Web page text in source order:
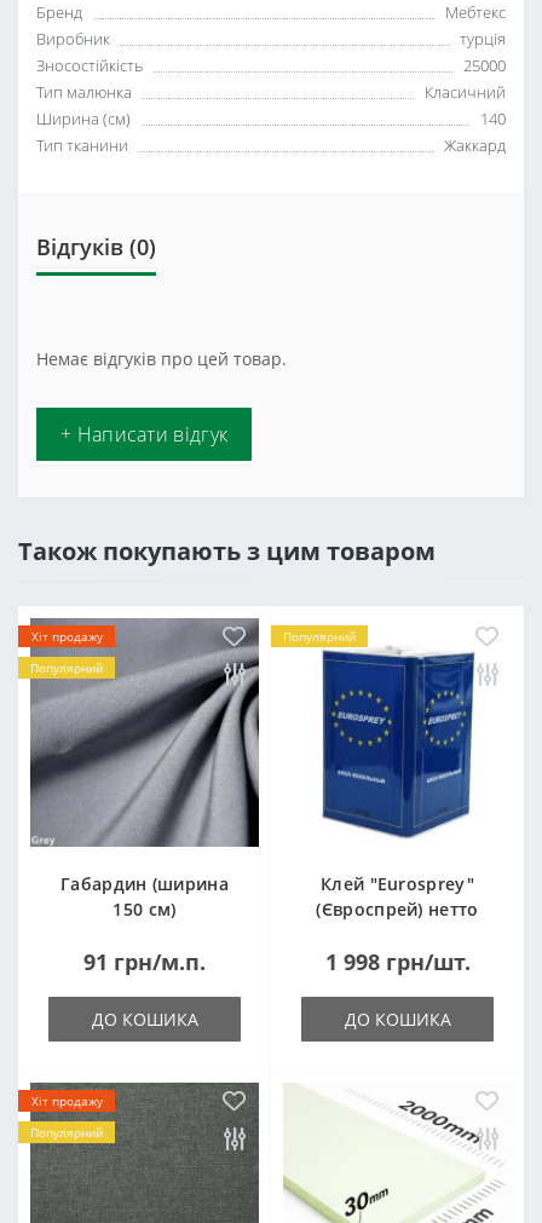
Бренд
Мебтекс
Виробник
турція
Зносостійкість
25000
Тип малюнка
Класичний
Ширина (см)
140
Тип тканини
Жаккард
Відгуків (0)
Немає відгуків про цей товар.
+ Написати відгук
Також покупають з цим товаром
Хіт продажу
Популярний
Габардин (ширина
150 см)
91 грн/м.п.
ДО КОШИКА
Популярний
Клей "Eurosprey"
(Євроспрей) нетто
1 998 грн/шт.
ДО КОШИКА
Хіт продажу
Популярний